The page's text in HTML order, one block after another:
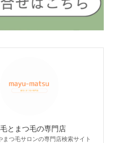
とまつ毛の専門店
まつ毛サロンの専門店検索サイト